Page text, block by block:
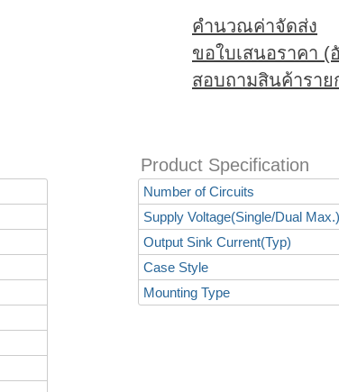
คำนวณค่าจัดส่ง
ขอใบเสนอราคา (
สอบถามสินค้าราย
Product Specification
Number of Circuits
Supply Voltage(Single/Dual Max.)
Output Sink Current(Typ)
Case Style
Mounting Type